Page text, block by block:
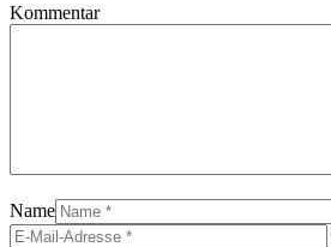
Kommentar
Name